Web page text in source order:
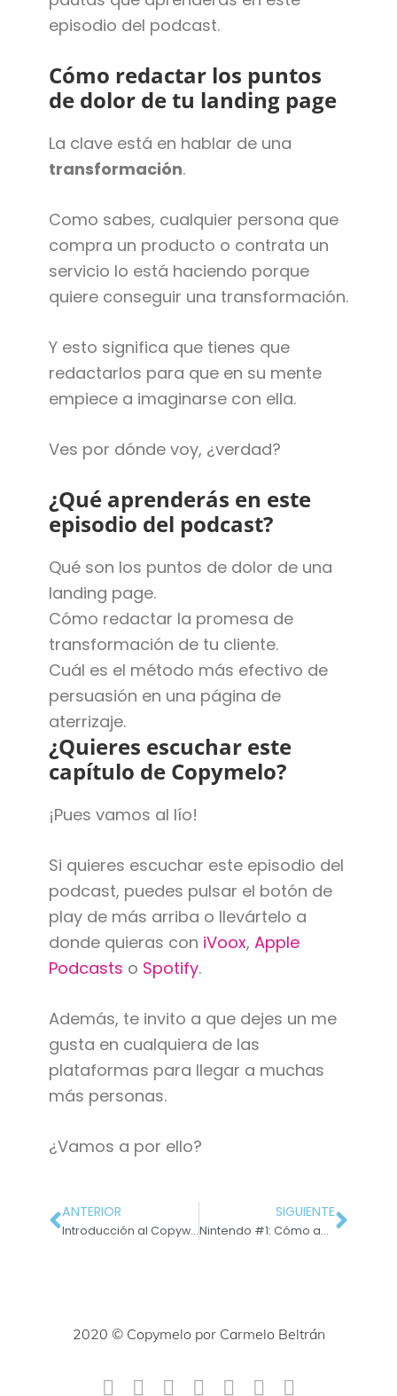
episodio del podcast.
Cómo redactar los puntos
de dolor de tu landing page
La clave está en hablar de una
transformación.
Como sabes, cualquier persona que
compra un producto o contrata un
servicio lo está haciendo porque
quiere conseguir una transformación.
Y esto significa que tienes que
redactarlos para que en su mente
empiece a imaginarse con ella.
Ves por dónde voy, ¿verdad?
¿Qué aprenderás en este
episodio del podcast?
Qué son los puntos de dolor de una
landing page.
Cómo redactar la promesa de
transformación de tu cliente.
Cuál es el método más efectivo de
persuasión en una página de
aterrizaje.
¿Quieres escuchar este
capítulo de Copymelo?
¡Pues vamos al lío!
Si quieres escuchar este episodio del
podcast, puedes pulsar el botón de
play de más arriba o llevártelo a
donde quieras con iVoox, Apple
Podcasts o Spotify.
Además, te invito a que dejes un me
gusta en cualquiera de las
plataformas para llegar a muchas
más personas.
¿Vamos a por ello?
ANTERIOR
Introducción al Copywriting: ¡Has llegado hasta el final!
SIGUIENTE
Nintendo #1: Cómo aplicar la estrategia de la gran N
2020 © Copymelo por Carmelo Beltrán